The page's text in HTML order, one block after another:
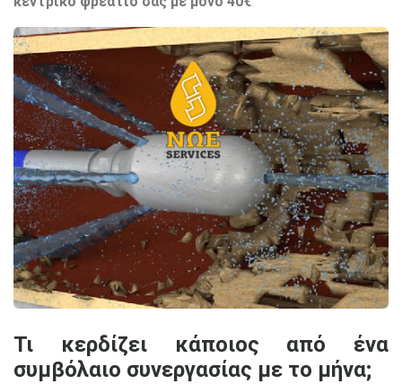
Τι κερδίζει κάποιος από ένα
συμβόλαιο συνεργασίας με το μήνα;